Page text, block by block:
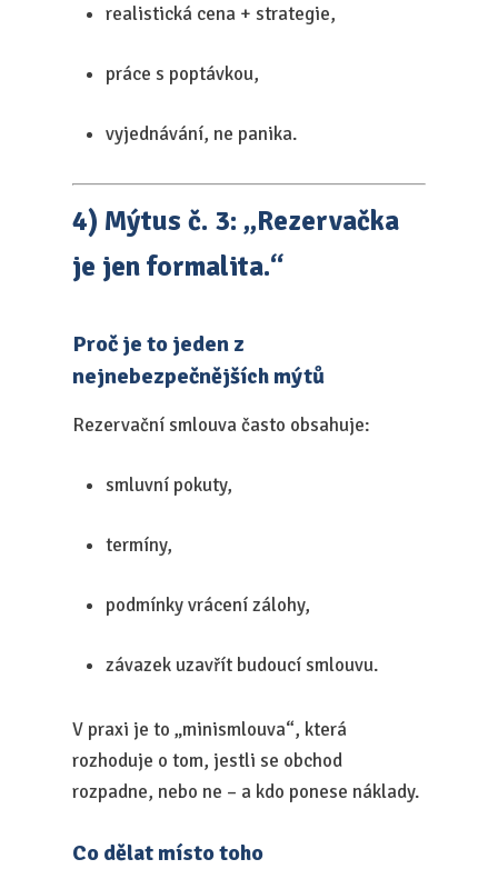
realistická cena + strategie,
práce s poptávkou,
vyjednávání, ne panika.
4) Mýtus č. 3: „Rezervačka
je jen formalita.“
Proč je to jeden z
nejnebezpečnějších mýtů
Rezervační smlouva často obsahuje:
smluvní pokuty,
termíny,
podmínky vrácení zálohy,
závazek uzavřít budoucí smlouvu.
V praxi je to „minismlouva“, která
rozhoduje o tom, jestli se obchod
rozpadne, nebo ne – a kdo ponese náklady.
Co dělat místo toho